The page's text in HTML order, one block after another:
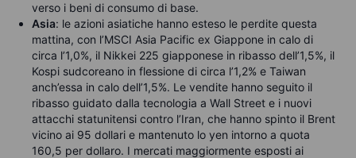
verso i beni di consumo di base.
Asia: le azioni asiatiche hanno esteso le perdite questa
mattina, con l’MSCI Asia Pacific ex Giappone in calo di
circa l’1,0%, il Nikkei 225 giapponese in ribasso dell’1,5%, il
Kospi sudcoreano in flessione di circa l’1,2% e Taiwan
anch’essa in calo dell’1,5%. Le vendite hanno seguito il
ribasso guidato dalla tecnologia a Wall Street e i nuovi
attacchi statunitensi contro l’Iran, che hanno spinto il Brent
vicino ai 95 dollari e mantenuto lo yen intorno a quota
160,5 per dollaro. I mercati maggiormente esposti ai